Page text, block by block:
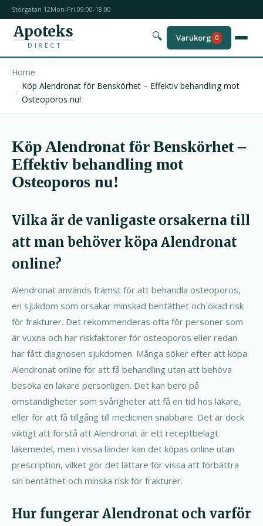
Storgatan 12Mon-Fri 09:00-18:00
Apoteks
DIRECT
🔍 Varukorg 0
Home
Köp Alendronat för Benskörhet – Effektiv behandling mot
Osteoporos nu!
Köp Alendronat för Benskörhet –
Effektiv behandling mot
Osteoporos nu!
Vilka är de vanligaste orsakerna till
att man behöver köpa Alendronat
online?
Alendronat används främst för att behandla osteoporos,
en sjukdom som orsakar minskad bentäthet och ökad risk
för frakturer. Det rekommenderas ofta för personer som
är vuxna och har riskfaktorer för osteoporos eller redan
har fått diagnosen sjukdomen. Många söker efter att köpa
Alendronat online för att få behandling utan att behöva
besöka en läkare personligen. Det kan bero på
omständigheter som svårigheter att få en tid hos läkare,
eller för att få tillgång till medicinen snabbare. Det är dock
viktigt att förstå att Alendronat är ett receptbelagt
läkemedel, men i vissa länder kan det köpas online utan
prescription, vilket gör det lättare för vissa att förbättra
sin bentäthet och minska risk för frakturer.
Hur fungerar Alendronat och varför